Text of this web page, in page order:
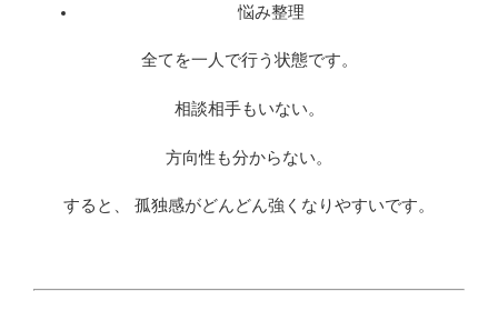
悩み整理
全てを一人で行う状態です。
相談相手もいない。
方向性も分からない。
すると、 孤独感がどんどん強くなりやすいです。